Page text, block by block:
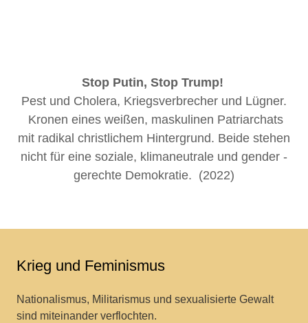
Stop Putin, Stop Trump!
Pest und Cholera, Kriegsverbrecher und Lügner.
Kronen eines weißen, maskulinen Patriarchats
mit radikal christlichem Hintergrund. Beide stehen
nicht für eine soziale, klimaneutrale und gender -
gerechte Demokratie. (2022)
Krieg und Feminismus
Nationalismus, Militarismus und sexualisierte Gewalt
sind miteinander verflochten.